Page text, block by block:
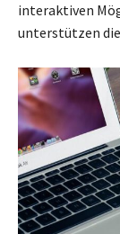
interaktiven
unterstützen